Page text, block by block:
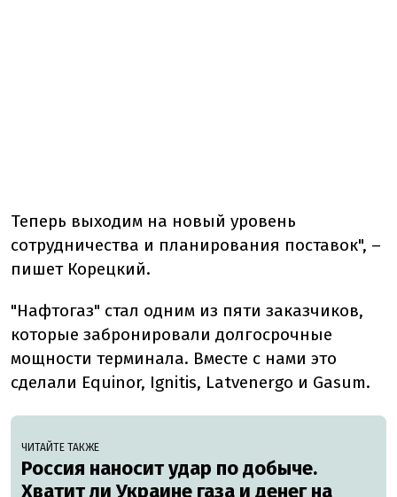
Теперь выходим на новый уровень
сотрудничества и планирования поставок", –
пишет Корецкий.
"Нафтогаз" стал одним из пяти заказчиков,
которые забронировали долгосрочные
мощности терминала. Вместе с нами это
сделали Equinor, Ignitis, Latvenergo и Gasum.
ЧИТАЙТЕ ТАКЖЕ
Россия наносит удар по добыче.
Хватит ли Украине газа и денег на